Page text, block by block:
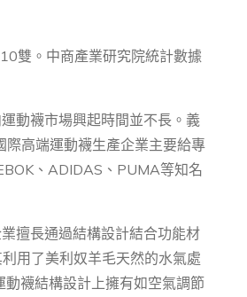
雙。中商產業研究院統計數據
動襪市場興起時間並不長。義
高端運動襪生產企業主要給專
、ADIDAS、PUMA等知名
擅長通過結構設計結合功能材
用了美利奴羊毛天然的水氣處
襪結構設計上擁有如空氣調節